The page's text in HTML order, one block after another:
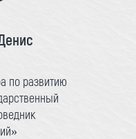
по развитию